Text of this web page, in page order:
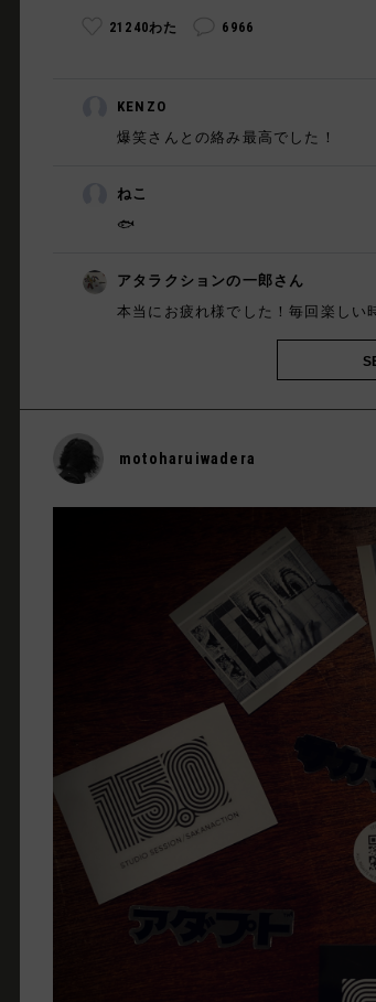
21240わた 6966
KENZO
爆笑さんとの絡み最高でした！
ねこ
🐟️
アタラクションの一郎さん
本当にお疲れ様でした！毎回楽しい
motoharuiwadera